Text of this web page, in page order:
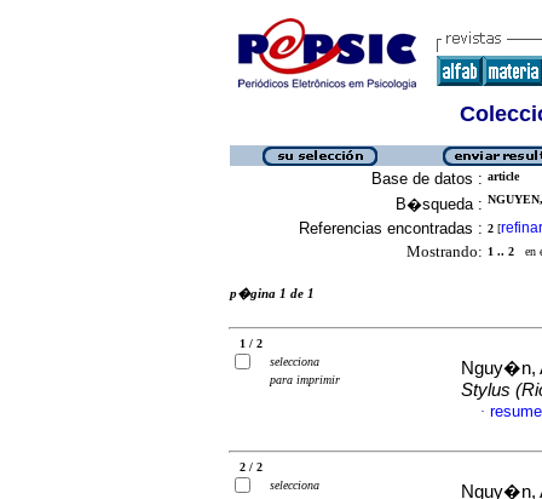
Base de datos : article
B�squeda :
Referencias encontradas : 2 [refinar
Mostrando: 1 .. 2 en
p�gina 1 de 1
1 / 2
selecciona
para imprimir
Nguy�n,
Stylus
·
2 / 2
selecciona
Nguy�n,